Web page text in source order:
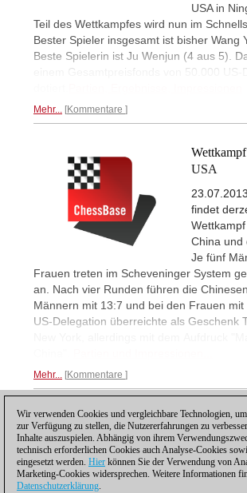
USA in
Teil des Wettkampfes wird nun im
Bester Spieler insgesamt ist bisher Wang
Beste Spielerin ist Ju Wenjun (4 aus 5).
einem Gesamtpreisfonds von 50.000 US-
Mehr... Kommentare
USA
findet
China und
Je fünf
Frauen treten im Scheveninger System
an. Nach vier Runden führen die
Männern mit 13:7 und bei den Frauen mit
US-Delegation überreichte als Geschenk
Mehr... Kommentare
1
Wir verwenden Cookies und vergleichbare Technologien,
zur Verfügung zu stellen, die Nutzererfahrungen zu
Inhalte auszuspielen. Abhängig von ihrem
technisch erforderlichen Cookies auch Analyse-Cookies
eingesetzt werden. Hier können Sie der Verwendung von
Marketing-Cookies widersprechen. Weitere Informationen
Datenschutzerklärung.